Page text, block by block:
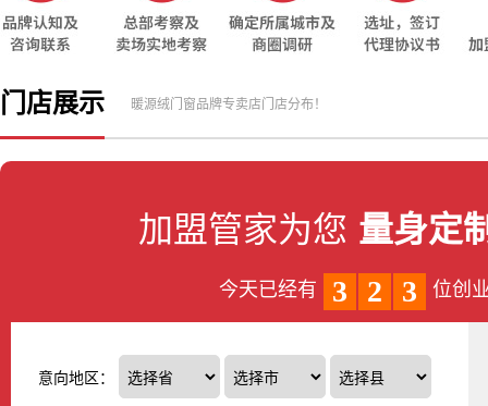
门店展示 暖源绒门窗品牌专卖店门店分布！
加盟管家为您 量身定
今天已经有 3 2 3 位创
意向地区：